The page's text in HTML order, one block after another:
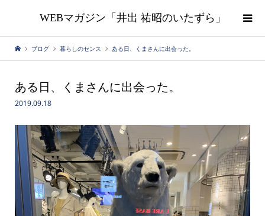
WEBマガジン「井出 祐昭のいたずら」
ブログ 暮らしのセンス ある日、くまさんに出会った。
ある日、くまさんに出会った。
2019.09.18